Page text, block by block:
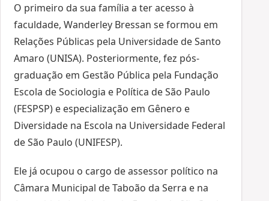
O primeiro da sua família a ter acesso à
faculdade, Wanderley Bressan se formou em
Relações Públicas pela Universidade de Santo
Amaro (UNISA). Posteriormente, fez pós-
graduação em Gestão Pública pela Fundação
Escola de Sociologia e Política de São Paulo
(FESPSP) e especialização em Gênero e
Diversidade na Escola na Universidade Federal
de São Paulo (UNIFESP).
Ele já ocupou o cargo de assessor político na
Câmara Municipal de Taboão da Serra e na